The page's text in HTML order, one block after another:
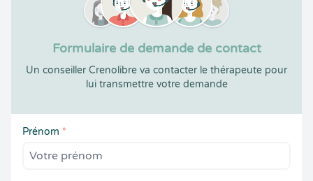
Formulaire de demande de contact
Un conseiller Crenolibre va contacter le thérapeute pour
lui transmettre votre demande
Prénom *